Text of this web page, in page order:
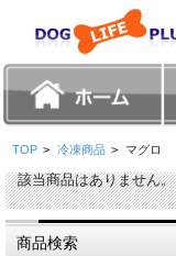
TOP > 冷凍商品 > マグロ
該当商品はありません。
商品検索